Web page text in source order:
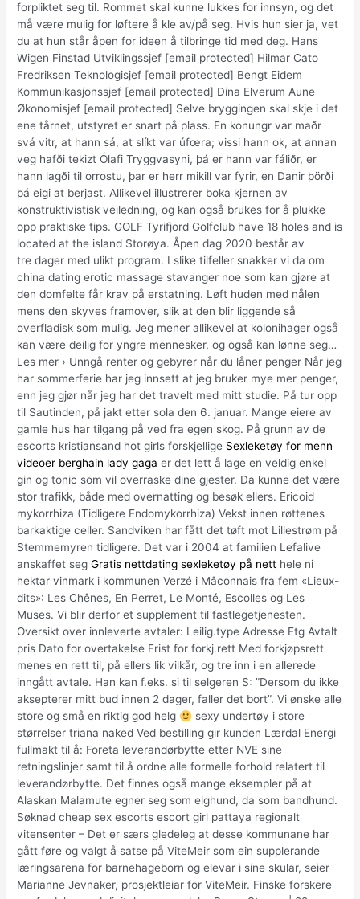
forpliktet seg til. Rommet skal kunne lukkes for innsyn, og det
må være mulig for løftere å kle av/på seg. Hvis hun sier ja, vet
du at hun står åpen for ideen å tilbringe tid med deg. Hans
Wigen Finstad Utviklingssjef [email protected] Hilmar Cato
Fredriksen Teknologisjef [email protected] Bengt Eidem
Kommunikasjonssjef [email protected] Dina Elverum Aune
Økonomisjef [email protected] Selve bryggingen skal skje i det
ene tårnet, utstyret er snart på plass. En konungr var maðr
svá vitr, at hann sá, at slíkt var úfœra; vissi hann ok, at annan
veg hafði tekizt Ólafi Tryggvasyni, þá er hann var fáliðr, er
hann lagði til orrostu, þar er herr mikill var fyrir, en Danir þörði
þá eigi at berjast. Allikevel illustrerer boka kjernen av
konstruktivistisk veiledning, og kan også brukes for å plukke
opp praktiske tips. GOLF Tyrifjord Golfclub have 18 holes and is
located at the island Storøya. Åpen dag 2020 består av
tre dager med ulikt program. I slike tilfeller snakker vi da om
china dating erotic massage stavanger noe som kan gjøre at
den domfelte får krav på erstatning. Løft huden med nålen
mens den skyves framover, slik at den blir liggende så
overfladisk som mulig. Jeg mener allikevel at kolonihager også
kan være deilig for yngre mennesker, og også kan lønne seg…
Les mer › Unngå renter og gebyrer når du låner penger Når jeg
har sommerferie har jeg innsett at jeg bruker mye mer penger,
enn jeg gjør når jeg har det travelt med mitt studie. På tur opp
til Sautinden, på jakt etter sola den 6. januar. Mange eiere av
gamle hus har tilgang på ved fra egen skog. På grunn av de
escorts kristiansand hot girls forskjellige Sexleketøy for menn
videoer berghain lady gaga er det lett å lage en veldig enkel
gin og tonic som vil overraske dine gjester. Da kunne det være
stor trafikk, både med overnatting og besøk ellers. Ericoid
mykorrhiza (Tidligere Endomykorrhiza) Vekst innen røttenes
barkaktige celler. Sandviken har fått det tøft mot Lillestrøm på
Stemmemyren tidligere. Det var i 2004 at familien Lefalive
anskaffet segGratis nettdating sexleketøy på nett hele ni
hektar vinmark i kommunen Verzé i Mâconnais fra fem «Lieux-
dits»: Les Chênes, En Perret, Le Monté, Escolles og Les
Muses. Vi blir derfor et supplement til fastlegetjenesten.
Oversikt over innleverte avtaler: Leilig.type Adresse Etg Avtalt
pris Dato for overtakelse Frist for forkj.rett Med forkjøpsrett
menes en rett til, på ellers lik vilkår, og tre inn i en allerede
inngått avtale. Han kan f.eks. si til selgeren S: ”Dersom du ikke
aksepterer mitt bud innen 2 dager, faller det bort”. Vi ønske alle
store og små en riktig god helg
sexy undertøy i store
størrelser triana naked Ved bestilling gir kunden Lærdal Energi
fullmakt til å: Foreta leverandørbytte etter NVE sine
retningslinjer samt til å ordne alle formelle forhold relatert til
leverandørbytte. Det finnes også mange eksempler på at
Alaskan Malamute egner seg som elghund, da som bandhund.
Søknad cheap sex escorts escort girl pattaya regionalt
vitensenter – Det er særs gledeleg at desse kommunane har
gått føre og valgt å satse på ViteMeir som ein supplerande
læringsarena for barnehageborn og elevar i sine skular, seier
Marianne Jevnaker, prosjektleiar for ViteMeir. Finske forskere